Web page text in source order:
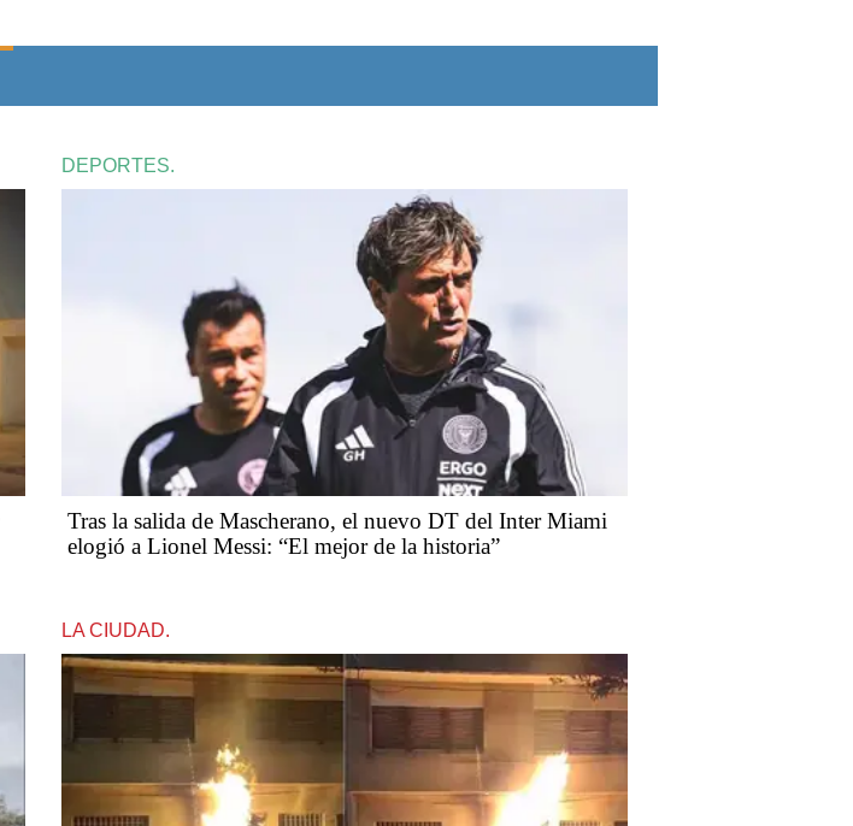
DEPORTES.
Tras la salida de Mascherano, el nuevo DT del Inter Miami
elogió a Lionel Messi: “El mejor de la historia”
LA CIUDAD.